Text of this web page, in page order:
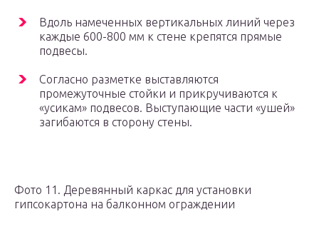
Вдоль намеченных вертикальных линий через
каждые 600-800 мм к стене крепятся прямые
подвесы.
Согласно разметке выставляются
промежуточные стойки и прикручиваются к
«усикам» подвесов. Выступающие части «ушей»
загибаются в сторону стены.
Фото 11. Деревянный каркас для установки
гипсокартона на балконном ограждении